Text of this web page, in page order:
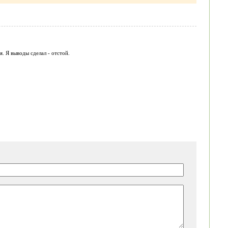
Я выводы сделал - отстой.